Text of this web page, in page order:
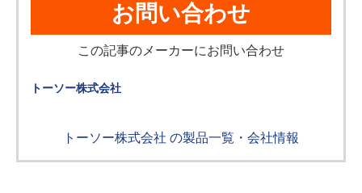
お問い合わせ
この記事のメーカーにお問い合わせ
トーソー株式会社
トーソー株式会社 の製品一覧・会社情報